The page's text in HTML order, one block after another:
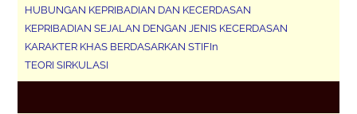
HUBUNGAN KEPRIBADIAN DAN KECERDASAN
KEPRIBADIAN SEJALAN DENGAN JENIS KECERDASAN
KARAKTER KHAS BERDASARKAN STIFIn
TEORI SIRKULASI